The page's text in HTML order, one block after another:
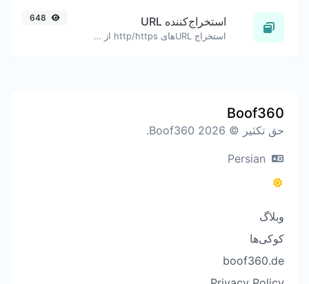
استخراج‌کننده URL
استخراج URL‌های http/https از هر نوع محتوای متنی.
Boof360
حق تکثیر © 2026 Boof360.
وبلاگ
کوکی‌ها
boof360.de